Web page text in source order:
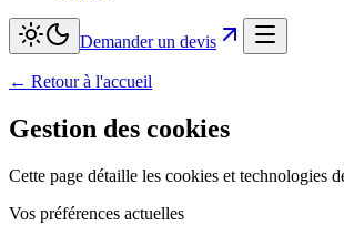
Demander un devis
← Retour à l'accueil
Gestion des cookies
Cette page détaille les cookies et technologies
Vos préférences actuelles